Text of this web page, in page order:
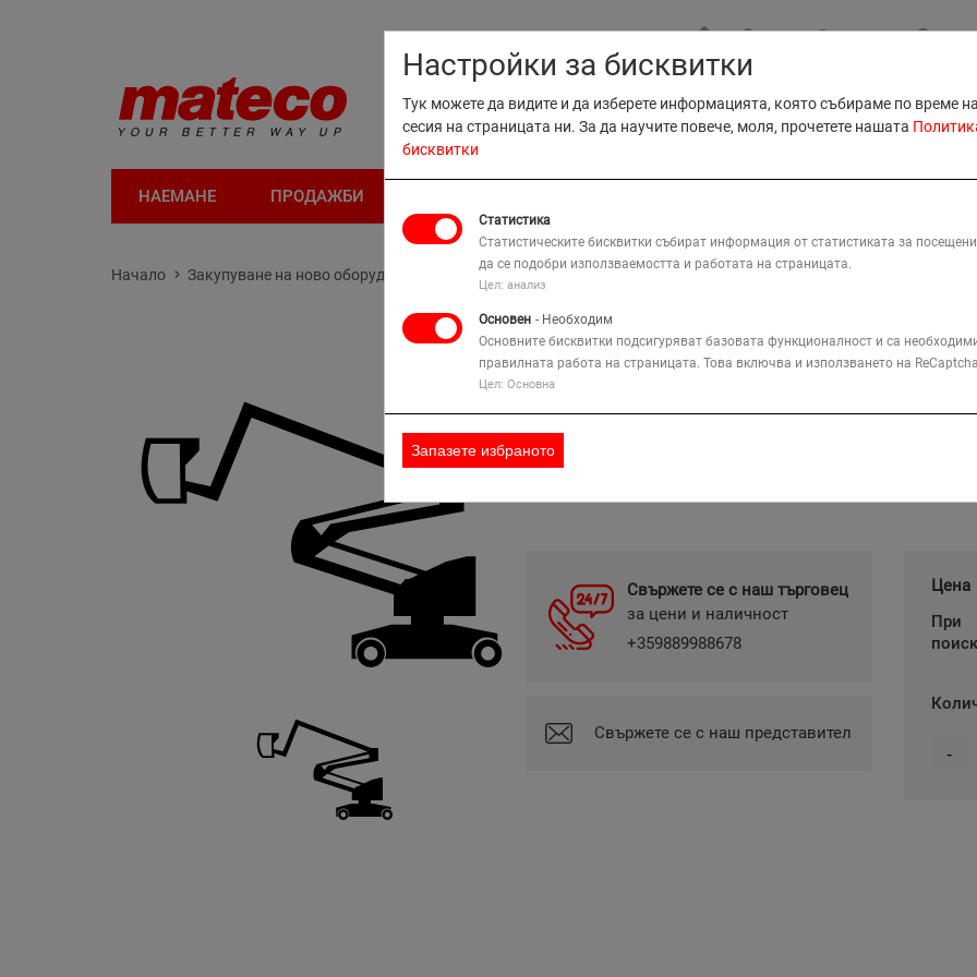
B2B
B2B
НАЕМАНЕ ПРОДАЖБИ
МЕСТА
КАРТА
КОНТАКТ
Начало Закупуване на ново оборудване Електрически & Биенерджи 4x2 Артикулиращи Подемни Платформи
35E
Свържете се с наш търговец
за цени и наличност
+359889988678
Свържете се с наш представител
Цена
При
-
Настройки за бисквитки
Тук можете да видите и да изберете информацията, която събираме по време
сесия на страницата ни. За да научите повече, моля, прочетете нашата
бисквитки
Статистика
Статистическите бисквитки събират информация от статистиката за
да се подобри използваемостта и работата на страницата.
Цел: анализ
Основен - Необходим
Основните бисквитки подсигуряват базовата функционалност и са
правилната работа на страницата. Това включва и използването на
Цел: Основна
Запазете избраното